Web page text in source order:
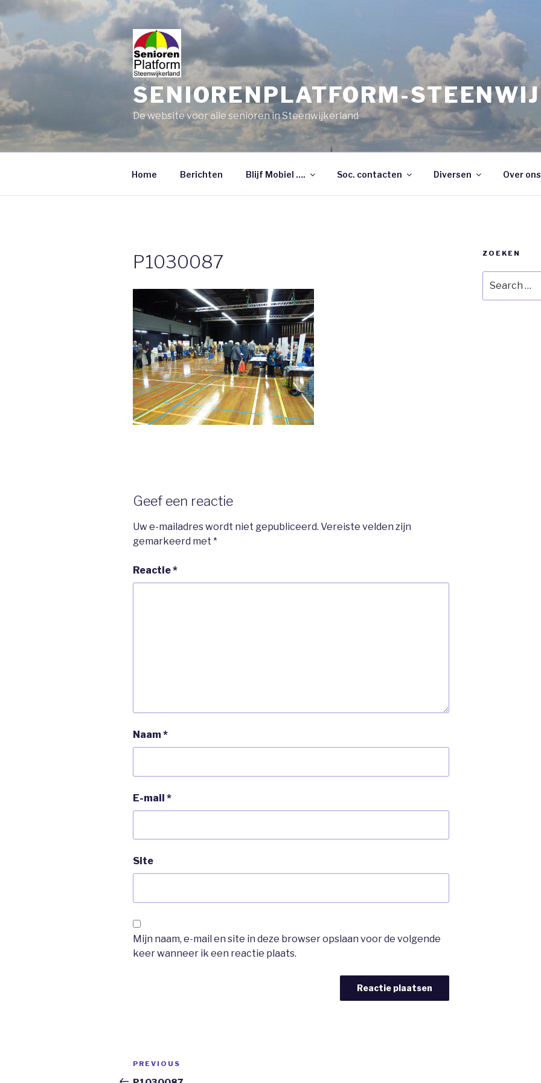
to
content
SENIORENPLATFORM-
De website voor alle senioren in Steenwijkerland
Home Berichten Blijf Mobiel …. Soc. contacten Diversen Over ons
P1030087
Geef een reactie
Uw e-mailadres wordt niet gepubliceerd. Vereiste velden zijn
gemarkeerd met *
Reactie*
Naam*
E-mail *
Site
Mijn naam, e-mail en site in deze browser opslaan voor de volgende
keer wanneer ik een reactie plaats.
Berichtnavigatie
Previous
Post
PREVIOUS
ZOEKEN
for: